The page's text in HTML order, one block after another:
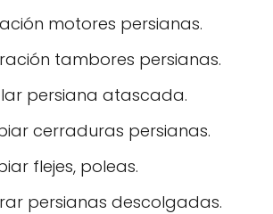
motores persianas.
tambores persianas.
persiana atascada.
cerraduras persianas.
flejes, poleas.
persianas descolgadas.